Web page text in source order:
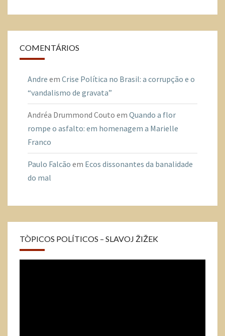
COMENTÁRIOS
Andre em Crise Política no Brasil: a corrupção e o
“vandalismo de gravata”
Andréa Drummond Couto em Quando a flor
rompe o asfalto: em homenagem a Marielle
Franco
Paulo Falcão em Ecos dissonantes da banalidade
do mal
TÒPICOS POLÍTICOS – SLAVOJ ŽIŽEK